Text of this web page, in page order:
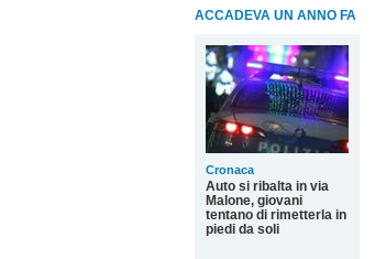
ACCADEVA UN ANNO FA
Cronaca
Auto si ribalta in via
Malone, giovani
tentano di rimetterla in
piedi da soli